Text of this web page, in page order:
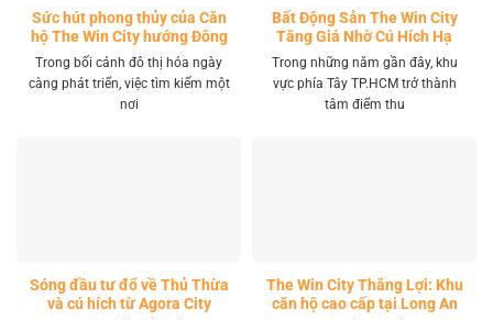
Sức hút phong thủy của Căn
hộ The Win City hướng Đông
Nam
Trong bối cảnh đô thị hóa ngày
càng phát triển, việc tìm kiếm một
nơi
Bất Động Sản The Win City
Tăng Giá Nhờ Cú Hích Hạ
Tầng
Trong những năm gần đây, khu
vực phía Tây TP.HCM trở thành
tâm điểm thu
Sóng đầu tư đổ về Thủ Thừa
và cú hích từ Agora City
The Win City Thắng Lợi: Khu
căn hộ cao cấp tại Long An